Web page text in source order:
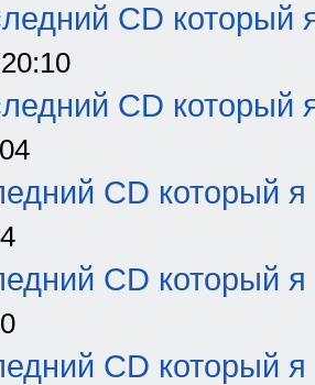
CD который
CD который
CD который я
CD который я
CD который я